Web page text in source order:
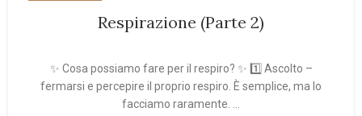
Respirazione (Parte 2)
✨ Cosa possiamo fare per il respiro? ✨ 1️⃣ Ascolto –
fermarsi e percepire il proprio respiro. È semplice, ma lo
facciamo raramente. ...